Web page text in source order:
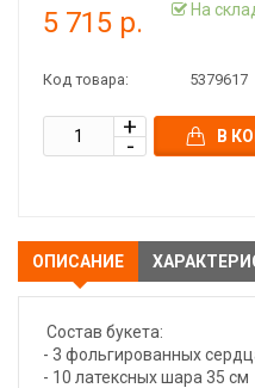
5 715 р. На
Код товара: 5379617
В
ОПИСАНИЕ
Состав букета:
- 3 фольгированных
- 10 латексных шара 35 см